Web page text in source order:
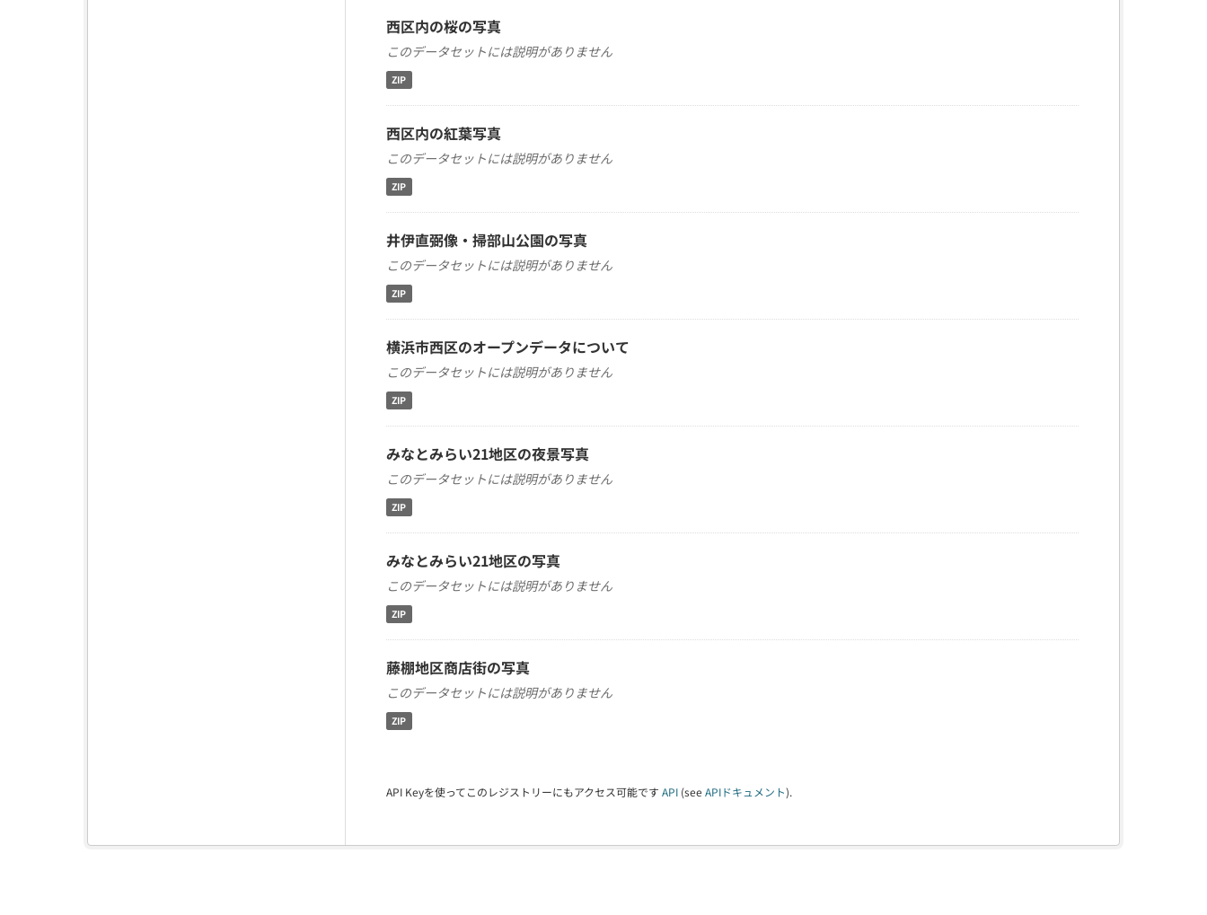
西区内の桜の写真
このデータセットには説明がありません
ZIP
西区内の紅葉写真
このデータセットには説明がありません
ZIP
井伊直弼像・掃部山公園の写真
このデータセットには説明がありません
ZIP
横浜市西区のオープンデータについて
このデータセットには説明がありません
ZIP
みなとみらい21地区の夜景写真
このデータセットには説明がありません
ZIP
みなとみらい21地区の写真
このデータセットには説明がありません
ZIP
藤棚地区商店街の写真
このデータセットには説明がありません
ZIP
API Keyを使ってこのレジストリーにもアクセス可能です API (see APIドキュメント).